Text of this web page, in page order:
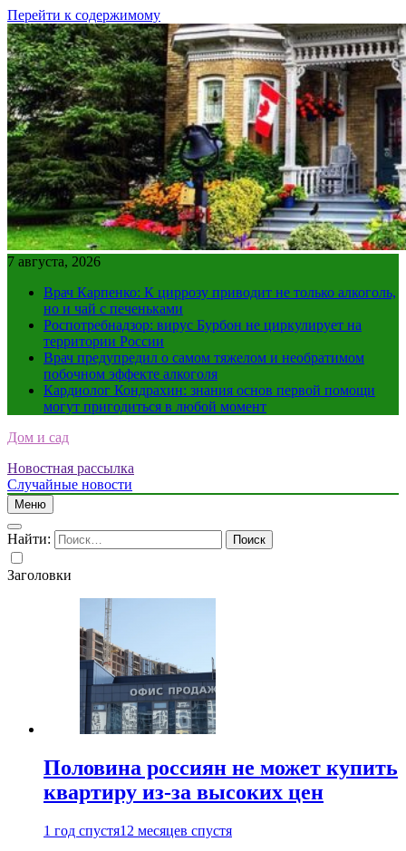
Перейти к содержимому
7 августа, 2026
Врач Карпенко: К циррозу приводит не только алкоголь,
но и чай с печеньками
Роспотребнадзор: вирус Бурбон не циркулирует на
территории России
Врач предупредил о самом тяжелом и необратимом
побочном эффекте алкоголя
Кардиолог Кондрахин: знания основ первой помощи
могут пригодиться в любой момент
Дом и сад
Новостная рассылка
Случайные новости
Меню
Найти:
Заголовки
Половина россиян не может купить
квартиру из-за высоких цен
1 год спустя12 месяцев спустя